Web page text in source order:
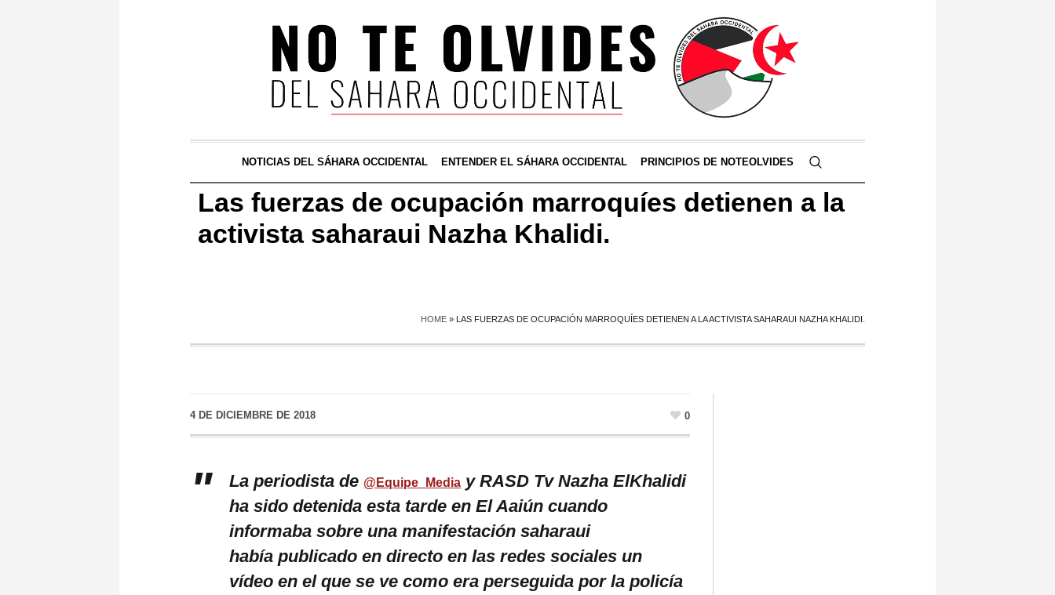
NOTICIAS DEL SÁHARA OCCIDENTAL ENTENDER EL SÁHARA OCCIDENTAL PRINCIPIOS DE NOTEOLVIDES
Las fuerzas de ocupación marroquíes detienen a la
activista saharaui Nazha Khalidi.
HOME » LAS FUERZAS DE OCUPACIÓN MARROQUÍES DETIENEN A LA ACTIVISTA SAHARAUI NAZHA KHALIDI.
4 DE DICIEMBRE DE 2018 0
La periodista de @Equipe_Media y RASD Tv Nazha ElKhalidi
ha sido detenida esta tarde en El Aaiún cuando
informaba sobre una manifestación saharaui
había publicado en directo en las redes sociales un
vídeo en el que se ve como era perseguida por la policía